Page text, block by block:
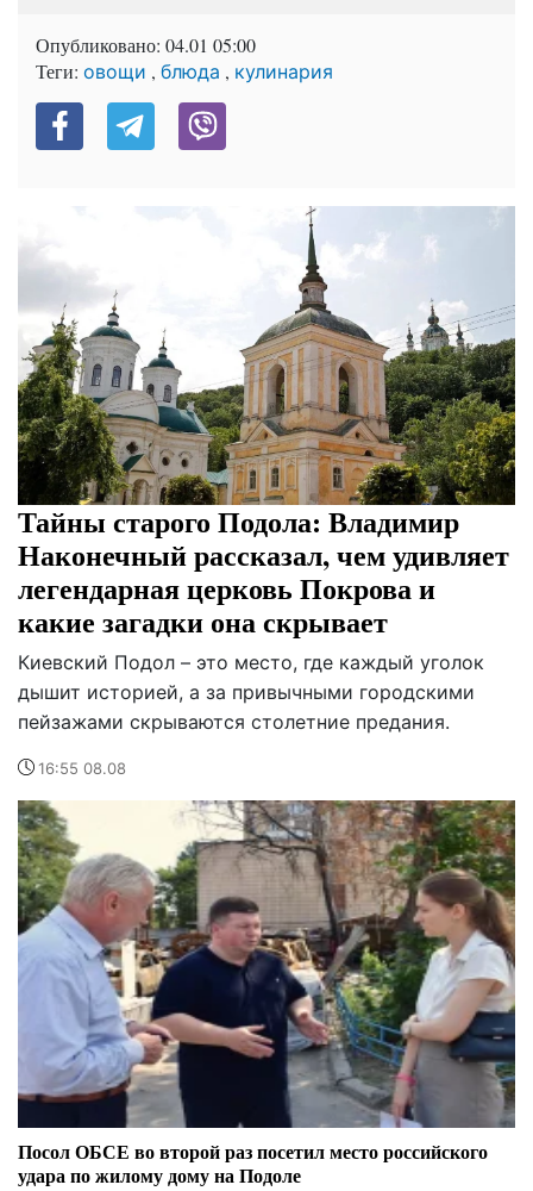
Опубликовано: 04.01 05:00
Теги: овощи , блюда , кулинария
Тайны старого Подола: Владимир
Наконечный рассказал, чем удивляет
легендарная церковь Покрова и
какие загадки она скрывает
Киевский Подол – это место, где каждый уголок
дышит историей, а за привычными городскими
пейзажами скрываются столетние предания.
16:55 08.08
Посол ОБСЕ во второй раз посетил место российского
удара по жилому дому на Подоле